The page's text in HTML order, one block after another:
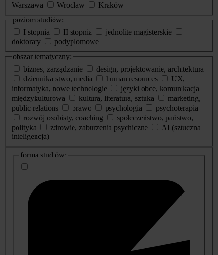
Warszawa
Wrocław
Kraków
poziom studiów:
I stopnia
II stopnia
jednolite magisterskie
doktoraty
podyplomowe
obszar tematyczny:
biznes, zarządzanie
design, projektowanie, architektura
dziennikarstwo, media
human resources
UX,
informatyka, nowe technologie
języki obce, komunikacja
międzykulturowa
kultura, literatura, sztuka
marketing,
public relations
prawo psychologia
psychoterapia
rozwój osobisty, coaching
społeczeństwo, państwo,
polityka
zdrowie, zaburzenia psychiczne
AI (sztuczna
inteligencja)
dodatkowe
informacje
forma studiów: